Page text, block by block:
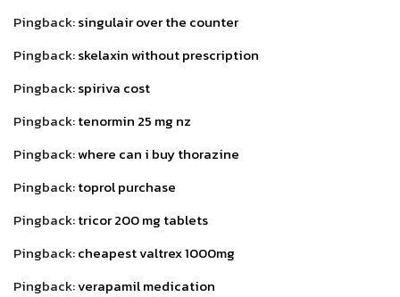
Pingback:singulair over the counter
Pingback:skelaxin without prescription
Pingback:spiriva cost
Pingback:tenormin 25 mg nz
Pingback:where can i buy thorazine
Pingback:toprol purchase
Pingback:tricor 200 mg tablets
Pingback:cheapest valtrex 1000mg
Pingback:verapamil medication